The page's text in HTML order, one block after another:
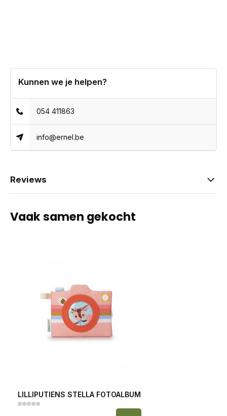
Kunnen we je helpen?
054 411863
info@ernel.be
Reviews
Vaak samen gekocht
LILLIPUTIENS STELLA FOTOALBUM